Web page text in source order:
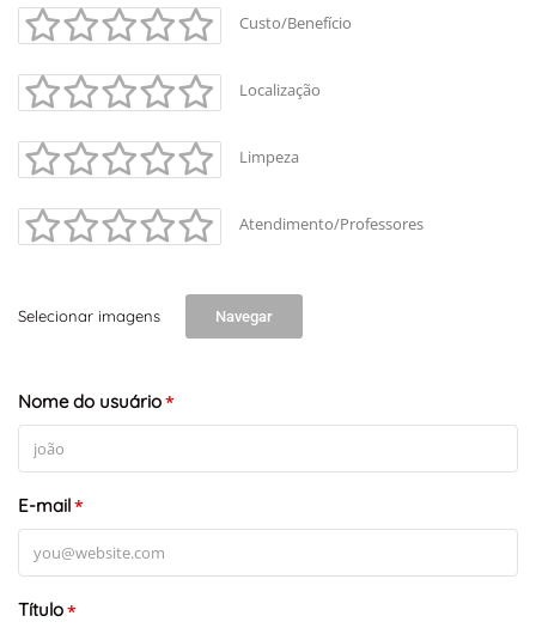
+-
Leaflet
Custo/Benefício
Localização
Limpeza
Atendimento/Professores
Selecionar imagens Navegar
Nome do usuário*
E-mail*
Título*